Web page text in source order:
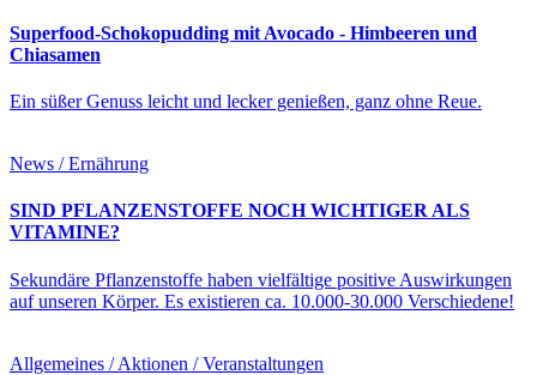
Superfood-Schokopudding mit Avocado - Himbeeren und
Chiasamen
Ein süßer Genuss leicht und lecker genießen, ganz ohne Reue.
News / Ernährung
SIND PFLANZENSTOFFE NOCH WICHTIGER ALS
VITAMINE?
Sekundäre Pflanzenstoffe haben vielfältige positive Auswirkungen
auf unseren Körper. Es existieren ca. 10.000-30.000 Verschiedene!
Allgemeines / Aktionen / Veranstaltungen